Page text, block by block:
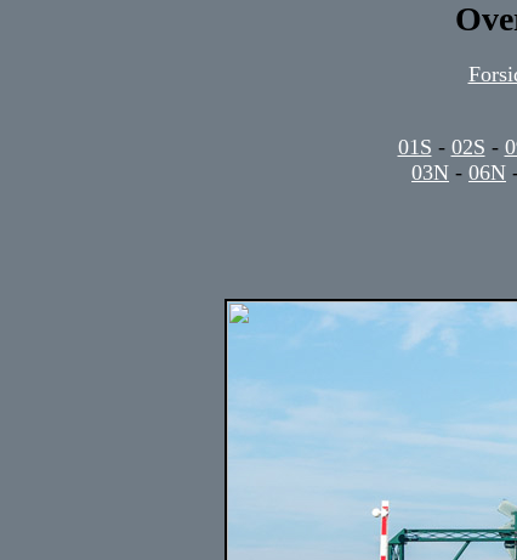
01S - 02S -
03N - 06N